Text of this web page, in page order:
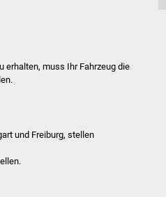
erhalten, muss Ihr Fahrzeug die
und Freiburg, stellen